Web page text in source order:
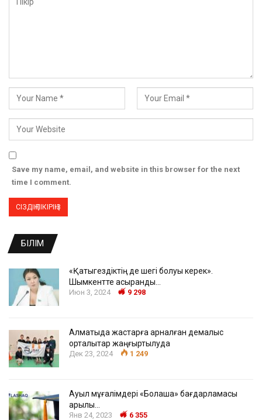
Save my name, email, and website in this browser for the next
time I comment.
БІЛІМ
«Қатыгездіктің де шегі болуы керек».
Шымкентте асыранды…
Июн 3, 2024 9 298
Алматыда жастарға арналған демалыс
орталықтар жаңғыртылуда
Дек 23, 2024 1 249
Ауыл мұғалімдері «Болашақ» бағдарламасы
арқылы…
Янв 24, 2023 6 355